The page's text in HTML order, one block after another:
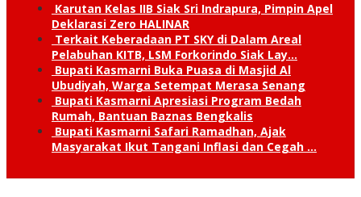
Karutan Kelas IIB Siak Sri Indrapura, Pimpin Apel
Deklarasi Zero HALINAR
Terkait Keberadaan PT SKY di Dalam Areal
Pelabuhan KITB, LSM Forkorindo Siak Lay…
Bupati Kasmarni Buka Puasa di Masjid Al
Ubudiyah, Warga Setempat Merasa Senang
Bupati Kasmarni Apresiasi Program Bedah
Rumah, Bantuan Baznas Bengkalis
Bupati Kasmarni Safari Ramadhan, Ajak
Masyarakat Ikut Tangani Inflasi dan Cegah …